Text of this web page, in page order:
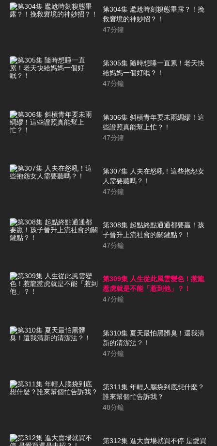
第304集 尷尬時刻糗態畢露？！挽
救窘境的神妙招？！
47分鐘
第305集 隨時想睡一直累！老天快
給媽媽一個好眠？！
47分鐘
第306集 斜槓青年要未雨綢繆！這
些證照真能幫上忙？！
47分鐘
第307集 人夫在怒吼！這些抱怨女
人需要聽嗎？！
47分鐘
第308集 起點終點通通都要贏！孩
子晉升上流社會的關鍵點？！
47分鐘
第309集 人生從此風雲變色！惹龍
惹虎就是不能「惹到他」？！
47分鐘
第310集 夏天最怕黑髒臭！還我清
新的清潔法？！
47分鐘
第311集 年輕人腦袋到底想什麼？
誰來幫個忙告訴我？
48分鐘
第312集 進大賣場就買不停 是愛買